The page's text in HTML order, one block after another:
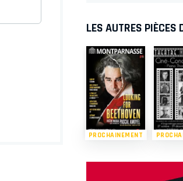
LES AUTRES PIÈCES
PROCHAINEMENT